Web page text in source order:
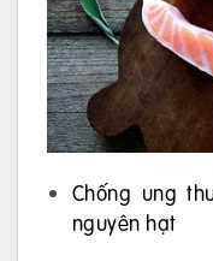
Chống ung
nguyên hạt